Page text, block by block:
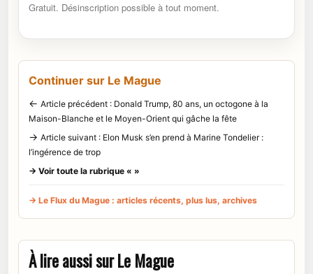
Gratuit. Désinscription possible à tout moment.
Continuer sur Le Mague
← Article précédent : Donald Trump, 80 ans, un octogone à la
Maison-Blanche et le Moyen-Orient qui gâche la fête
→ Article suivant : Elon Musk s’en prend à Marine Tondelier :
l’ingérence de trop
→ Voir toute la rubrique « »
→ Le Flux du Mague : articles récents, plus lus, archives
À lire aussi sur Le Mague